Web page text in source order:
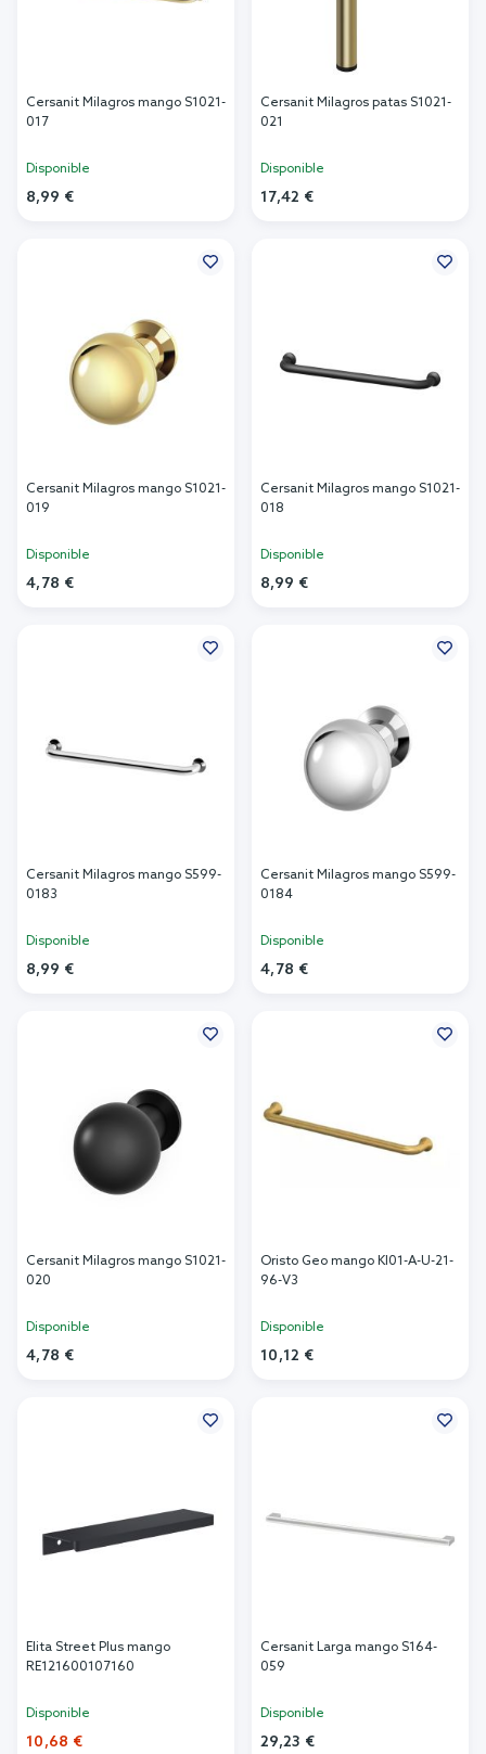
Cersanit Milagros mango S1021-
017
Disponible
8,99 €
Cersanit Milagros patas S1021-
021
Disponible
17,42 €
Cersanit Milagros mango S1021-
019
Disponible
4,78 €
Cersanit Milagros mango S1021-
018
Disponible
8,99 €
Cersanit Milagros mango S599-
0183
Disponible
8,99 €
Cersanit Milagros mango S599-
0184
Disponible
4,78 €
Cersanit Milagros mango S1021-
020
Disponible
4,78 €
Oristo Geo mango KI01-A-U-21-
96-V3
Disponible
10,12 €
Elita Street Plus mango
RE121600107160
Disponible
10,68 €
Cersanit Larga mango S164-
059
Disponible
29,23 €